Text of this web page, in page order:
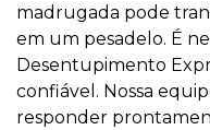
madrugada pode
em um pesadelo. É
Desentupimento
confiável. Nossa
responder